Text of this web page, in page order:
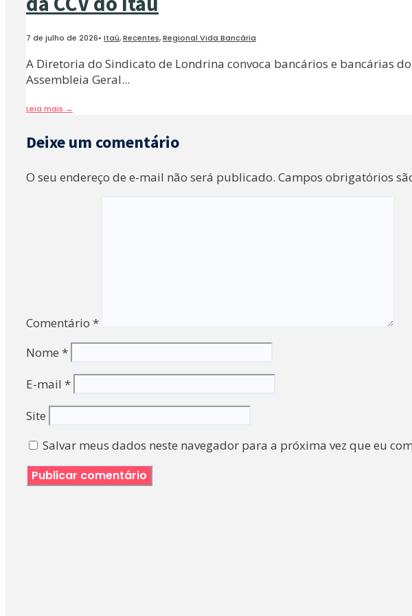
7 de julho de 2026• Itaú,Recentes,Regional Vida Bancária
A Diretoria do Sindicato de Londrina convoca bancários e bancárias
Assembleia Geral...
Leia mais →
Deixe um comentário
O seu endereço de e-mail não será publicado. Campos obrigatórios
Comentário *
Nome *
E-mail *
Site
Salvar meus dados neste navegador para a próxima vez que eu